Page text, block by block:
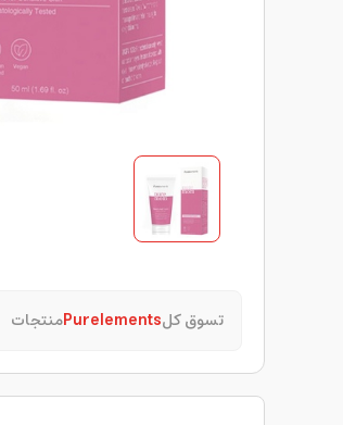
تسوق كلPurelementsمنتجات